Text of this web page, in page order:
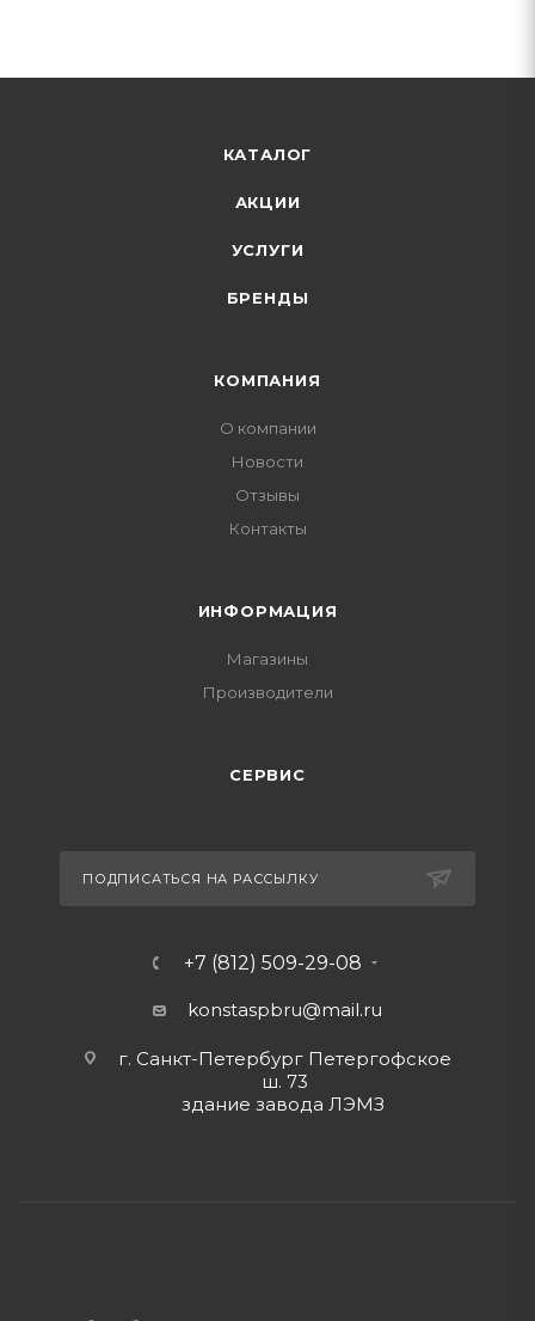
КАТАЛОГ
АКЦИИ
УСЛУГИ
БРЕНДЫ
КОМПАНИЯ
О компании
Новости
Отзывы
Контакты
ИНФОРМАЦИЯ
Магазины
Производители
СЕРВИС
ПОДПИСАТЬСЯ НА РАССЫЛКУ
+7 (812) 509-29-08
konstaspbru@mail.ru
г. Санкт-Петербург Петергофское
ш. 73
здание завода ЛЭМЗ